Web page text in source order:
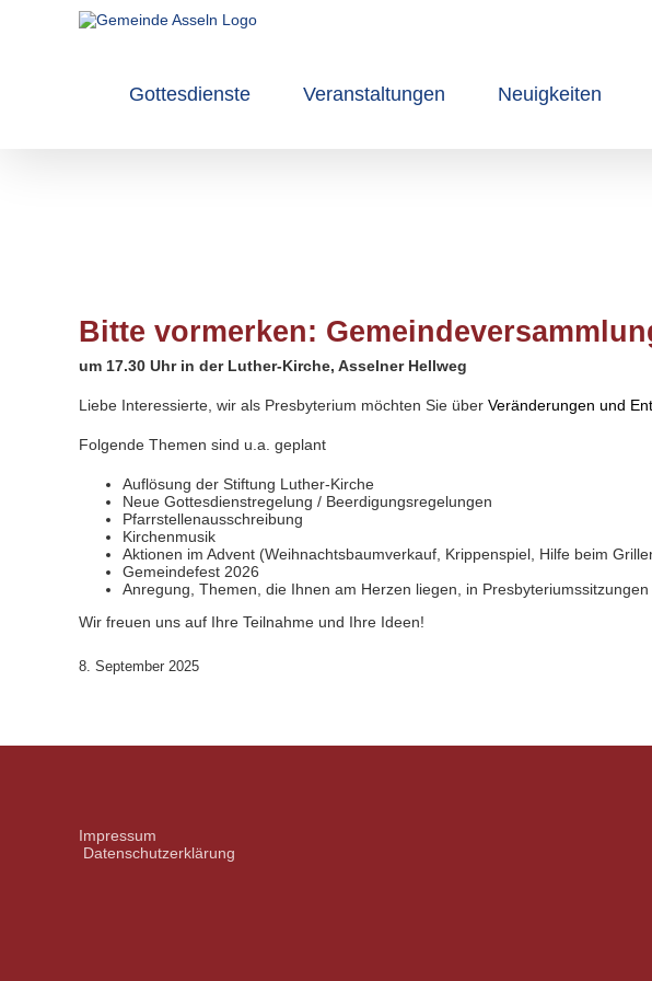
Gottesdienste Veranstaltungen Neuigkeiten
Bitte vormerken:
um 17.30 Uhr in der Luther-Kirche, Asselner Hellweg
Liebe Interessierte, wir als Presbyterium möchten Sie über Veränderungen und
Folgende Themen sind u.a. geplant
Auflösung der Stiftung Luther-Kirche
Neue Gottesdienstregelung / Beerdigungsregelungen
Pfarrstellenausschreibung
Kirchenmusik
Aktionen im Advent (Weihnachtsbaumverkauf, Krippenspiel, Hilfe beim
Gemeindefest 2026
Anregung, Themen, die Ihnen am Herzen liegen, in
Wir freuen uns auf Ihre Teilnahme und Ihre Ideen!
8. September 2025
Impressum
Datenschutzerklärung